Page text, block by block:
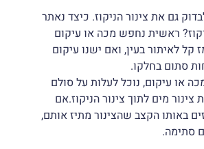
גם את צינור הניקוז. כיצד נאתר
ראשית נחפש מכה או עיקום
קל לאיתור בעין, ואם ישנו עיקום
סתום בחלקו.
או עיקום, נוכל לעלות על סולם
מים לתוך צינור הניקוז.אם
באותו הקצב שהצינור מתיז אותם,
סתימה.